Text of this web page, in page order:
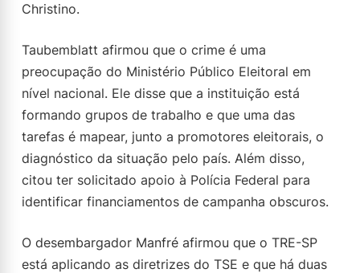
Christino.
Taubemblatt afirmou que o crime é uma
preocupação do Ministério Público Eleitoral em
nível nacional. Ele disse que a instituição está
formando grupos de trabalho e que uma das
tarefas é mapear, junto a promotores eleitorais, o
diagnóstico da situação pelo país. Além disso,
citou ter solicitado apoio à Polícia Federal para
identificar financiamentos de campanha obscuros.
O desembargador Manfré afirmou que o TRE-SP
está aplicando as diretrizes do TSE e que há duas